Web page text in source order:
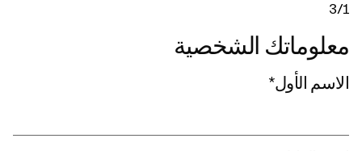
3/1
معلوماتك الشخصية
الاسم الأول*